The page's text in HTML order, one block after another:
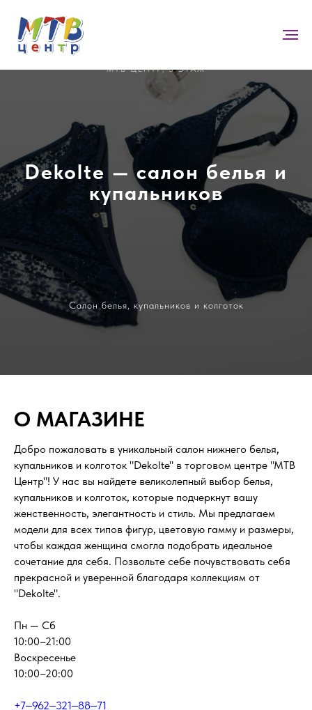
Dekolte — салон белья и
купальников
МТВ ЦЕНТР, 3 ЭТАЖ
Салон белья, купальников и колготок
О МАГАЗИНЕ
Добро пожаловать в уникальный салон нижнего белья,
купальников и колготок "Dekolte" в торговом центре "МТВ
Центр"! У нас вы найдете великолепный выбор белья,
купальников и колготок, которые подчеркнут вашу
женственность, элегантность и стиль. Мы предлагаем
модели для всех типов фигур, цветовую гамму и размеры,
чтобы каждая женщина смогла подобрать идеальное
сочетание для себя. Позвольте себе почувствовать себя
прекрасной и уверенной благодаря коллекциям от
"Dekolte".
Пн — Сб
10:00–21:00
Воскресенье
10:00–20:00
+7‒962‒321‒88‒71